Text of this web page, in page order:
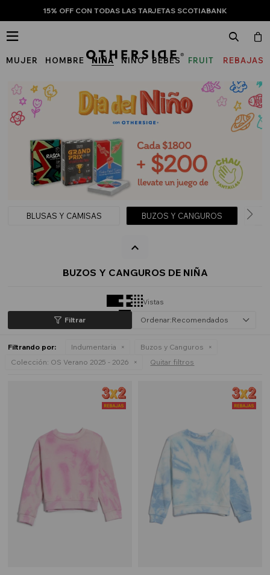
15% OFF CON TODAS LAS TARJETAS SCOTIABANK
MUJER HOMBRE NIÑA NIÑO BEBÉS
FRUIT
THE
LOOM
REBAJAS

BLUSAS Y CAMISAS BUZOS Y CANGUROS
BUZOS Y CANGUROS DE NIÑA
Vistas
Recomendados
Filtrando por: Indumentaria
Buzos y Canguros
Colección: OS Verano 2025 - 2026 Quitar filtros